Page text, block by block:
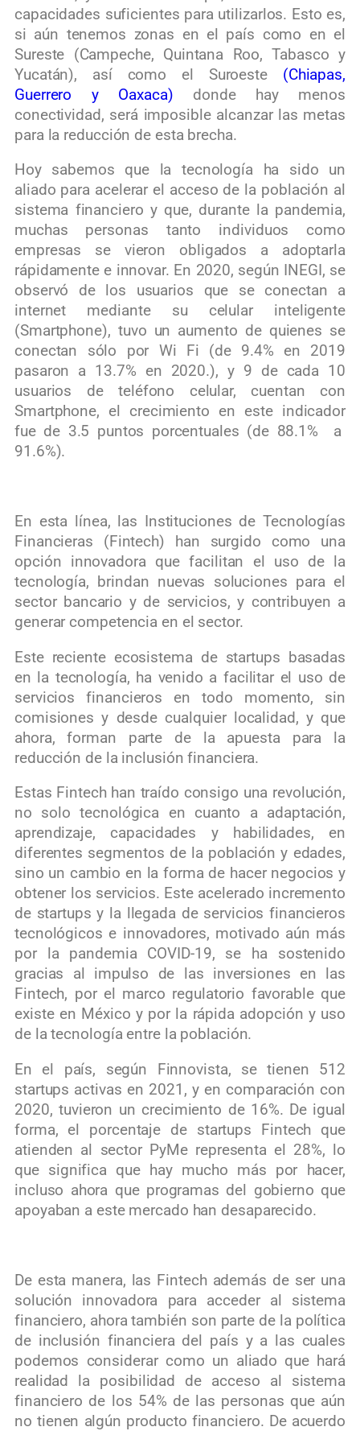
capacidades suficientes para utilizarlos. Esto es,
si aún tenemos zonas en el país como en el
Sureste (Campeche, Quintana Roo, Tabasco y
Yucatán), así como el Suroeste (Chiapas,
Guerrero y Oaxaca) donde hay menos
conectividad, será imposible alcanzar las metas
para la reducción de esta brecha.
Hoy sabemos que la tecnología ha sido un
aliado para acelerar el acceso de la población al
sistema financiero y que, durante la pandemia,
muchas personas tanto individuos como
empresas se vieron obligados a adoptarla
rápidamente e innovar. En 2020, según INEGI, se
observó de los usuarios que se conectan a
internet mediante su celular inteligente
(Smartphone), tuvo un aumento de quienes se
conectan sólo por Wi Fi (de 9.4% en 2019
pasaron a 13.7% en 2020.), y 9 de cada 10
usuarios de teléfono celular, cuentan con
Smartphone, el crecimiento en este indicador
fue de 3.5 puntos porcentuales (de 88.1% a
91.6%).
En esta línea, las Instituciones de Tecnologías
Financieras (Fintech) han surgido como una
opción innovadora que facilitan el uso de la
tecnología, brindan nuevas soluciones para el
sector bancario y de servicios, y contribuyen a
generar competencia en el sector.
Este reciente ecosistema de startups basadas
en la tecnología, ha venido a facilitar el uso de
servicios financieros en todo momento, sin
comisiones y desde cualquier localidad, y que
ahora, forman parte de la apuesta para la
reducción de la inclusión financiera.
Estas Fintech han traído consigo una revolución,
no solo tecnológica en cuanto a adaptación,
aprendizaje, capacidades y habilidades, en
diferentes segmentos de la población y edades,
sino un cambio en la forma de hacer negocios y
obtener los servicios. Este acelerado incremento
de startups y la llegada de servicios financieros
tecnológicos e innovadores, motivado aún más
por la pandemia COVID-19, se ha sostenido
gracias al impulso de las inversiones en las
Fintech, por el marco regulatorio favorable que
existe en México y por la rápida adopción y uso
de la tecnología entre la población.
En el país, según Finnovista, se tienen 512
startups activas en 2021, y en comparación con
2020, tuvieron un crecimiento de 16%. De igual
forma, el porcentaje de startups Fintech que
atienden al sector PyMe representa el 28%, lo
que significa que hay mucho más por hacer,
incluso ahora que programas del gobierno que
apoyaban a este mercado han desaparecido.
De esta manera, las Fintech además de ser una
solución innovadora para acceder al sistema
financiero, ahora también son parte de la política
de inclusión financiera del país y a las cuales
podemos considerar como un aliado que hará
realidad la posibilidad de acceso al sistema
financiero de los 54% de las personas que aún
no tienen algún producto financiero. De acuerdo